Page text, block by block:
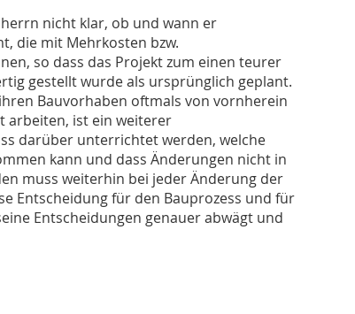
nicht klar, ob und wann er
die mit Mehrkosten bzw.
so dass das Projekt zum einen teurer
gestellt wurde als ursprünglich geplant.
Bauvorhaben oftmals von vornherein
arbeiten, ist ein weiterer
darüber unterrichtet werden, welche
kann und dass Änderungen nicht in
muss weiterhin bei jeder Änderung der
Entscheidung für den Bauprozess und für
Entscheidungen genauer abwägt und